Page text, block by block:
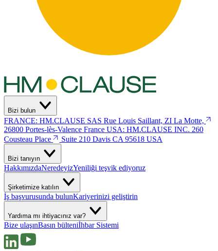
Bizi bulun
FRANCE: HM.CLAUSE SAS Rue Louis Saillant, ZI La Motte,
26800 Portes-lès-Valence France USA: HM.CLAUSE INC. 260
Cousteau Place
Suite 210 Davis CA 95618 USA
Bizi tanıyın
HakkımızdaNeredeyizYeniliği teşvik ediyoruz
Şirketimize katılın
İş başvurusunda bulunKariyerinizi geliştirin
Yardıma mı ihtiyacınız var?
Bize ulaşınBasın bülteniİhbar Sistemi